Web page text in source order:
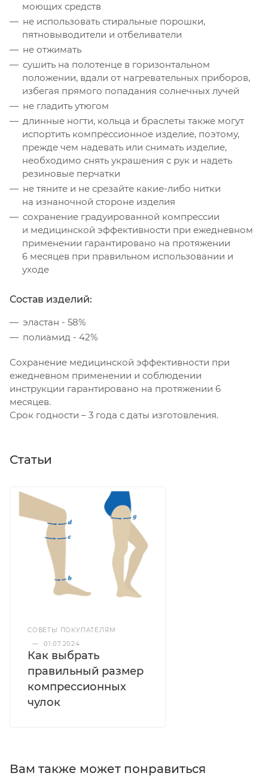
моющих средств
не использовать стиральные порошки,
пятновыводители и отбеливатели
не отжимать
сушить на полотенце в горизонтальном
положении, вдали от нагревательных приборов,
избегая прямого попадания солнечных лучей
не гладить утюгом
длинные ногти, кольца и браслеты также могут
испортить компрессионное изделие, поэтому,
прежде чем надевать или снимать изделие,
необходимо снять украшения с рук и надеть
резиновые перчатки
не тяните и не срезайте какие-либо нитки
на изнаночной стороне изделия
сохранение градуированной компрессии
и медицинской эффективности при ежедневном
применении гарантировано на протяжении
6 месяцев при правильном использовании и
уходе
Состав изделий:
эластан - 58%
полиамид - 42%
Сохранение медицинской эффективности при
ежедневном применении и соблюдении
инструкции гарантировано на протяжении 6
месяцев.
Срок годности – 3 года с даты изготовления.
Статьи
СОВЕТЫ ПОКУПАТЕЛЯМ
—
01.07.2024
Как выбрать
правильный размер
компрессионных
чулок
Вам также может понравиться